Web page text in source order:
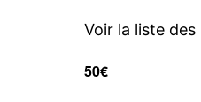
Voir la liste
50€